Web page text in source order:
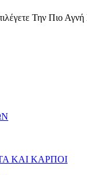
Την Πιο
ΚΑΙ ΚΑΡΠΟΙ